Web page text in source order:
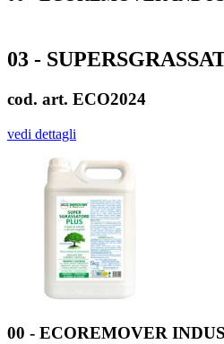
03 -
cod. art. ECO2024
vedi dettagli
00 - ECOREMOVER